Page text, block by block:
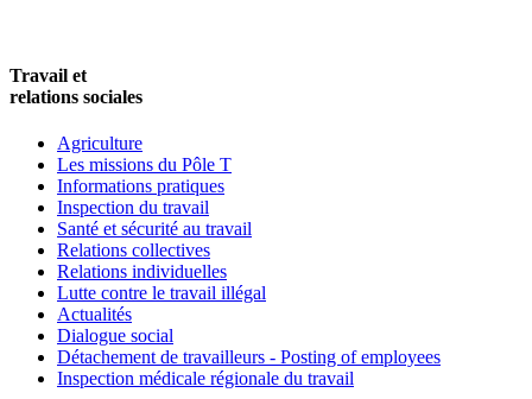
Travail et
relations sociales
Agriculture
Les missions du Pôle T
Informations pratiques
Inspection du travail
Santé et sécurité au travail
Relations collectives
Relations individuelles
Lutte contre le travail illégal
Actualités
Dialogue social
Détachement de travailleurs - Posting of employees
Inspection médicale régionale du travail